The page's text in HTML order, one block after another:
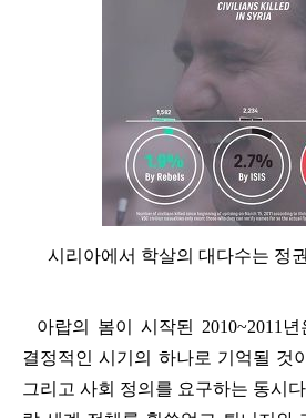
시리아에서 학살의 대다수는 정
아랍의 봄이 시작된 2010~2011 년
결정적인 시기의 하나로 기억될 것
그리고 사회 정의를 요구하는 동시